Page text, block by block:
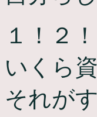
１！２
いくら
それが